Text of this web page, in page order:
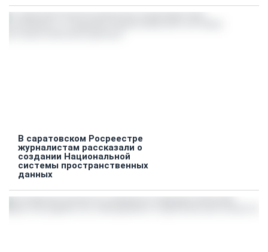
В саратовском Росреестре
журналистам рассказали о
создании Национальной
системы пространственных
данных